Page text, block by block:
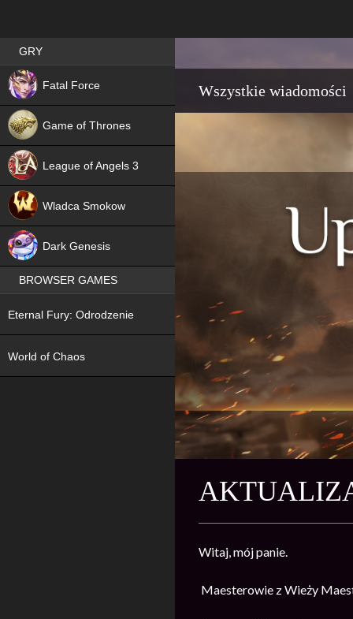
Wszystkie wiadomości
Witaj, mój panie.
Maesterowie z Wieży
Best RPG games in Poland
GRY
Fatal Force
NEW
Game of Thrones
League of Angels 3
Wladca Smokow
Dark Genesis
BROWSER GAMES
Eternal Fury: Odrodzenie
World of Chaos